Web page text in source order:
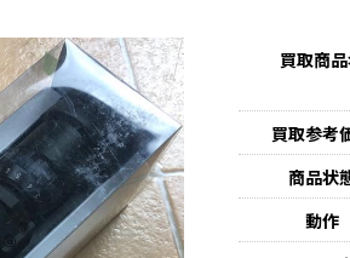
買取商
買取参考
商品状
動作